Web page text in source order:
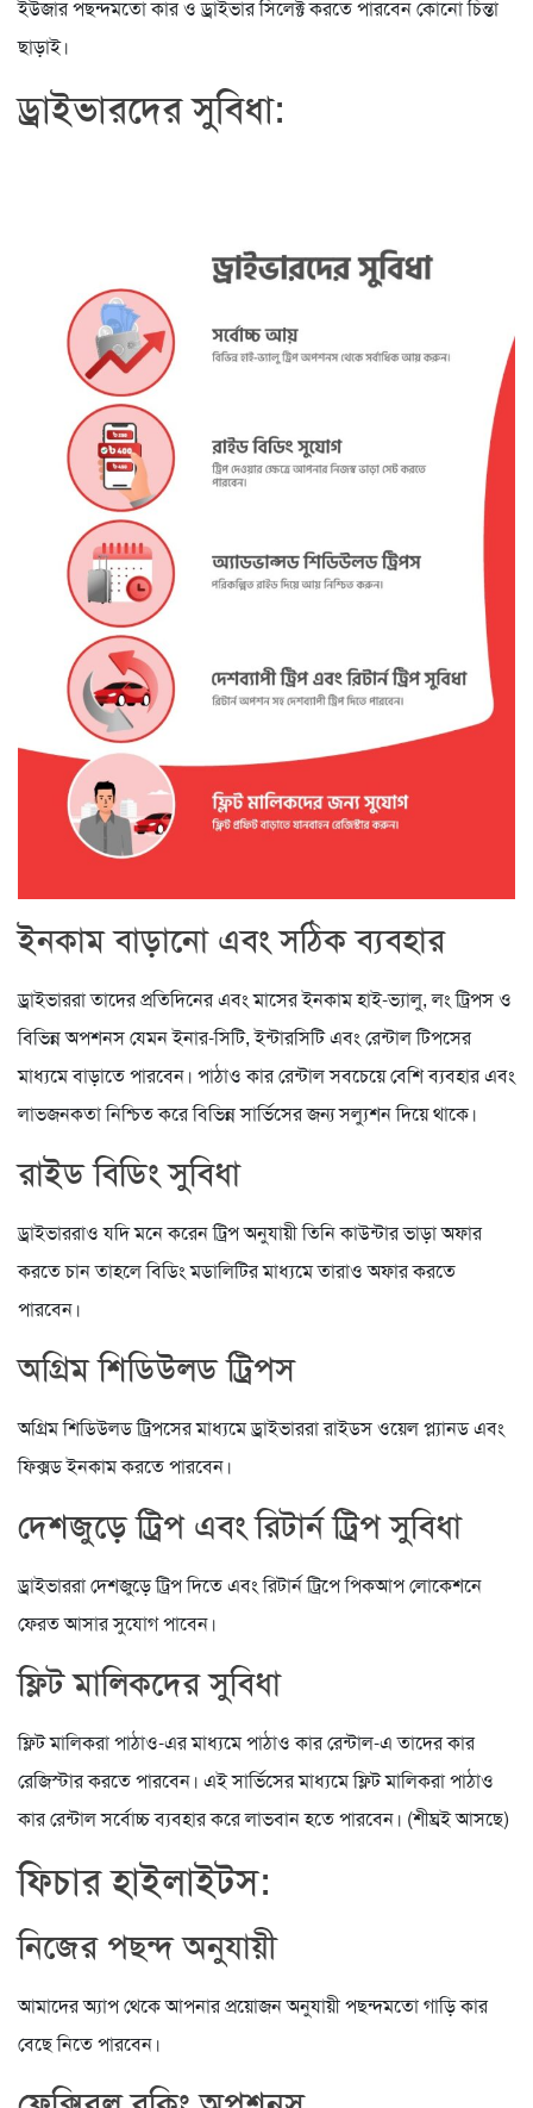
ইউজার পছন্দমতো কার ও ড্রাইভার সিলেক্ট করতে পারবেন কোনো চিন্তা
ছাড়াই।
ড্রাইভারদের সুবিধা:
ইনকাম বাড়ানো এবং সঠিক ব্যবহার
ড্রাইভাররা তাদের প্রতিদিনের এবং মাসের ইনকাম হাই-ভ্যালু, লং ট্রিপস ও
বিভিন্ন অপশনস যেমন ইনার-সিটি, ইন্টারসিটি এবং রেন্টাল টিপসের
মাধ্যমে বাড়াতে পারবেন। পাঠাও কার রেন্টাল সবচেয়ে বেশি ব্যবহার এবং
লাভজনকতা নিশ্চিত করে বিভিন্ন সার্ভিসের জন্য সল্যুশন দিয়ে থাকে।
রাইড বিডিং সুবিধা
ড্রাইভাররাও যদি মনে করেন ট্রিপ অনুযায়ী তিনি কাউন্টার ভাড়া অফার
করতে চান তাহলে বিডিং মডালিটির মাধ্যমে তারাও অফার করতে
পারবেন।
অগ্রিম শিডিউলড ট্রিপস
অগ্রিম শিডিউলড ট্রিপসের মাধ্যমে ড্রাইভাররা রাইডস ওয়েল প্ল্যানড এবং
ফিক্সড ইনকাম করতে পারবেন।
দেশজুড়ে ট্রিপ এবং রিটার্ন ট্রিপ সুবিধা
ড্রাইভাররা দেশজুড়ে ট্রিপ দিতে এবং রিটার্ন ট্রিপে পিকআপ লোকেশনে
ফেরত আসার সুযোগ পাবেন।
ফ্লিট মালিকদের সুবিধা
ফ্লিট মালিকরা পাঠাও-এর মাধ্যমে পাঠাও কার রেন্টাল-এ তাদের কার
রেজিস্টার করতে পারবেন। এই সার্ভিসের মাধ্যমে ফ্লিট মালিকরা পাঠাও
কার রেন্টাল সর্বোচ্চ ব্যবহার করে লাভবান হতে পারবেন। (শীঘ্রই আসছে)
ফিচার হাইলাইটস:
নিজের পছন্দ অনুযায়ী
আমাদের অ্যাপ থেকে আপনার প্রয়োজন অনুযায়ী পছন্দমতো গাড়ি কার
বেছে নিতে পারবেন।